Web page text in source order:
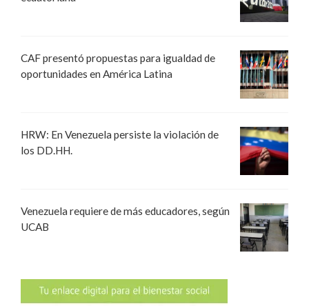
CAF presentó propuestas para igualdad de
oportunidades en América Latina
HRW: En Venezuela persiste la violación de
los DD.HH.
Venezuela requiere de más educadores, según
UCAB